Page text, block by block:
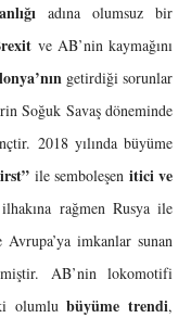
adına olumsuz bir
ve AB’nin kaymağını
getirdiği sorunlar
Soğuk Savaş döneminde
2018 yılında büyüme
ile semboleşen itici ve
ilhakına rağmen Rusya ile
imkanlar sunan
AB’nin lokomotifi
olumlubüyüme trendi,